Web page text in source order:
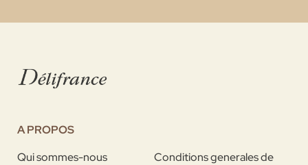
A PROPOS
Qui sommes-nous
Conditions generales de